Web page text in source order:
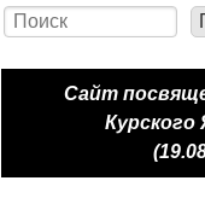
Перейти к основному
Skip to search
Форма поиска
Поиск
Сайт
Курского